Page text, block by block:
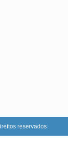
reservados